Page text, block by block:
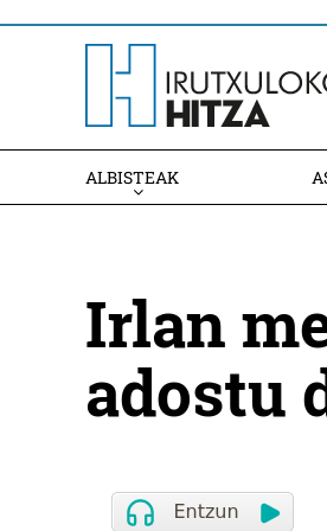
ALBISTEAK
Irlan
adostu